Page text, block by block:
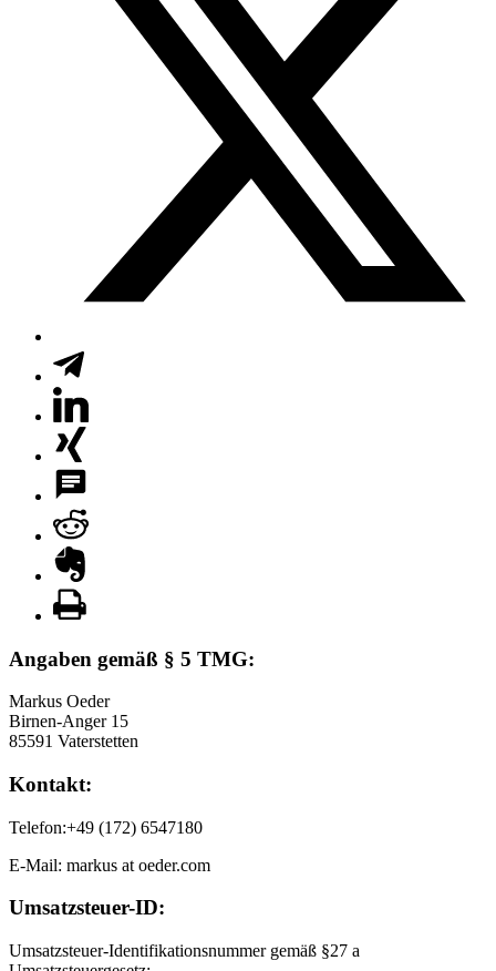
Angaben gemäß § 5 TMG:
Markus Oeder
Birnen-Anger 15
85591 Vaterstetten
Kontakt:
Telefon:+49 (172) 6547180
E-Mail: markus at oeder.com
Umsatzsteuer-ID:
Umsatzsteuer-Identifikationsnummer gemäß §27 a